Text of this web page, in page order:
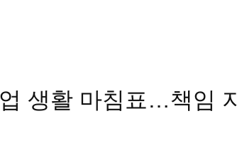
생활 마침표…책임 지